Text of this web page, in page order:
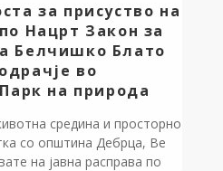
за присуство на
Нацрт Закон за
Белчишко Блато
во
на природа
средина и просторно
со општинa Дебрца, Ве
на јавна расправа по